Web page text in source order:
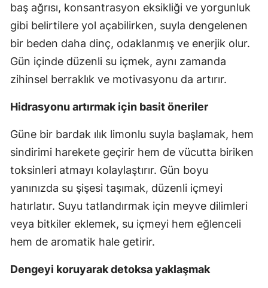
baş ağrısı, konsantrasyon eksikliği ve yorgunluk
gibi belirtilere yol açabilirken, suyla dengelenen
bir beden daha dinç, odaklanmış ve enerjik olur.
Gün içinde düzenli su içmek, aynı zamanda
zihinsel berraklık ve motivasyonu da artırır.
Hidrasyonu artırmak için basit öneriler
Güne bir bardak ılık limonlu suyla başlamak, hem
sindirimi harekete geçirir hem de vücutta biriken
toksinleri atmayı kolaylaştırır. Gün boyu
yanınızda su şişesi taşımak, düzenli içmeyi
hatırlatır. Suyu tatlandırmak için meyve dilimleri
veya bitkiler eklemek, su içmeyi hem eğlenceli
hem de aromatik hale getirir.
Dengeyi koruyarak detoksa yaklaşmak